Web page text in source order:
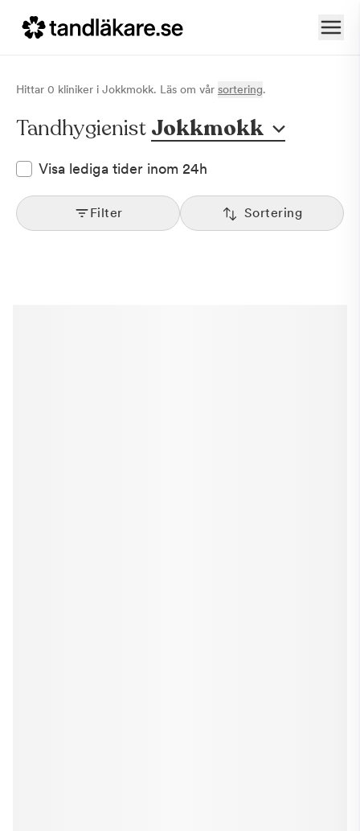
Hittar 0 kliniker i Jokkmokk. Läs om vår sortering.
Tandhygienist Jokkmokk
Visa lediga tider inom 24h
Filter Sortering